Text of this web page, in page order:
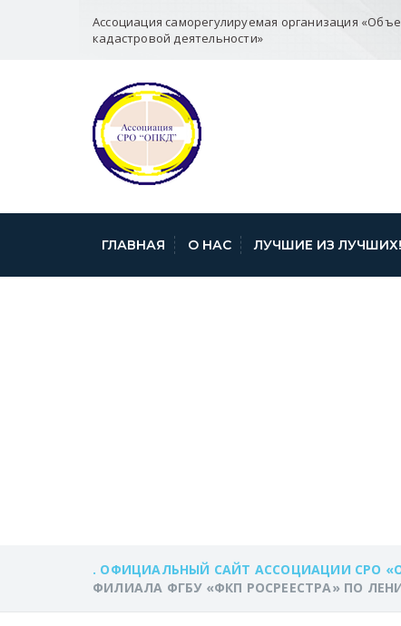
Ассоциация саморегулируемая организация
кадастровой деятельности»
ГЛАВНАЯ О НАС ЛУЧШИЕ ИЗ ЛУЧШИХ!
. ОФИЦИАЛЬНЫЙ САЙТ АССОЦИАЦИИ СРО
ФИЛИАЛА ФГБУ «ФКП РОСРЕЕСТРА» ПО